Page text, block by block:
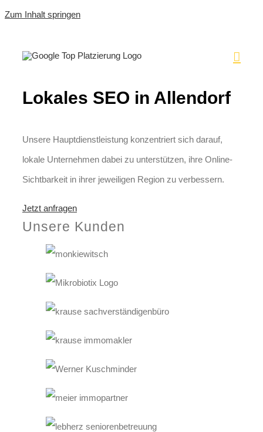
Zum Inhalt springen
Lokales SEO in Allendorf
Unsere Hauptdienstleistung konzentriert sich darauf,
lokale Unternehmen dabei zu unterstützen, ihre Online-
Sichtbarkeit in ihrer jeweiligen Region zu verbessern.
Jetzt anfragen
Unsere Kunden